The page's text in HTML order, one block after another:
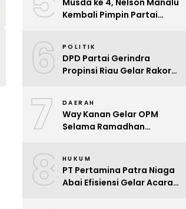
Musda ke 4, Nelson Manalu
Kembali Pimpin Partai
6 POLITIK
DPD Partai Gerindra
Propinsi Riau Gelar Rakor
7 DAERAH
Way Kanan Gelar OPM
Selama Ramadhan
8 HUKUM
PT Pertamina Patra Niaga
Abai Efisiensi Gelar Acara